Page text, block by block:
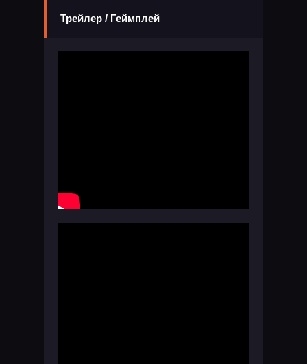
Трейлер / Геймплей